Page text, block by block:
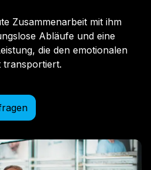
Zusammenarbeit mit ihm
Abläufe und eine
die den emotionalen
transportiert.